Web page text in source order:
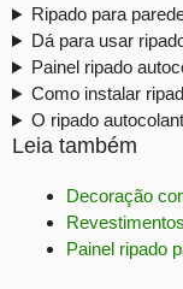
Ripado para
Dá para usar
Painel ripado
Como instalar
O ripado
Leia também
Decoração
Painel ripado